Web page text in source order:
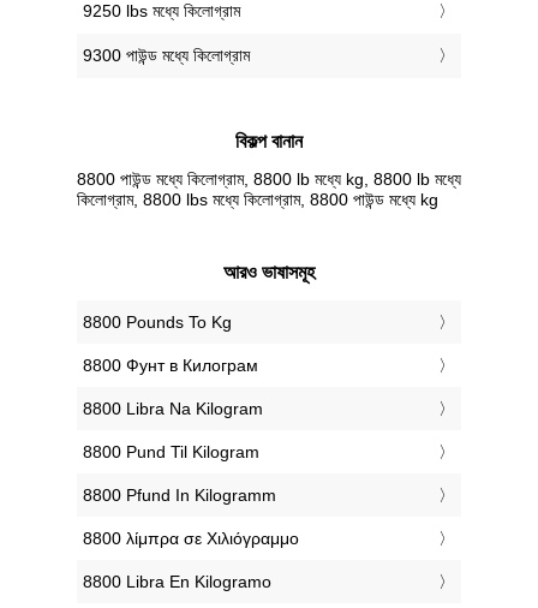
9250 lbs মধ্যে কিলোগ্রাম
9300 পাউন্ড মধ্যে কিলোগ্রাম
বিকল্প বানান
8800 পাউন্ড মধ্যে কিলোগ্রাম, 8800 lb মধ্যে kg, 8800 lb মধ্যে
কিলোগ্রাম, 8800 lbs মধ্যে কিলোগ্রাম, 8800 পাউন্ড মধ্যে kg
আরও ভাষাসমূহ
‎8800 Pounds To Kg
‎8800 Фунт в Килограм
‎8800 Libra Na Kilogram
‎8800 Pund Til Kilogram
‎8800 Pfund In Kilogramm
‎8800 λίμπρα σε Χιλιόγραμμο
‎8800 Libra En Kilogramo